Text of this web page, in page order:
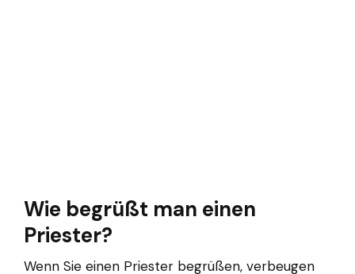
Wie begrüßt man einen
Priester?
Wenn Sie einen Priester begrüßen, verbeugen